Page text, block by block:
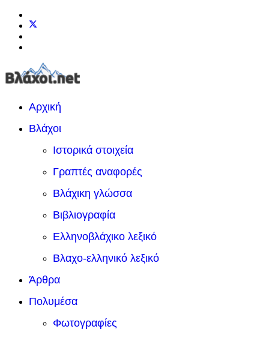
Αρχική
Βλάχοι
Ιστορικά στοιχεία
Γραπτές αναφορές
Βλάχικη γλώσσα
Βιβλιογραφία
Ελληνοβλάχικο λεξικό
Βλαχο-ελληνικό λεξικό
Άρθρα
Πολυμέσα
Φωτογραφίες